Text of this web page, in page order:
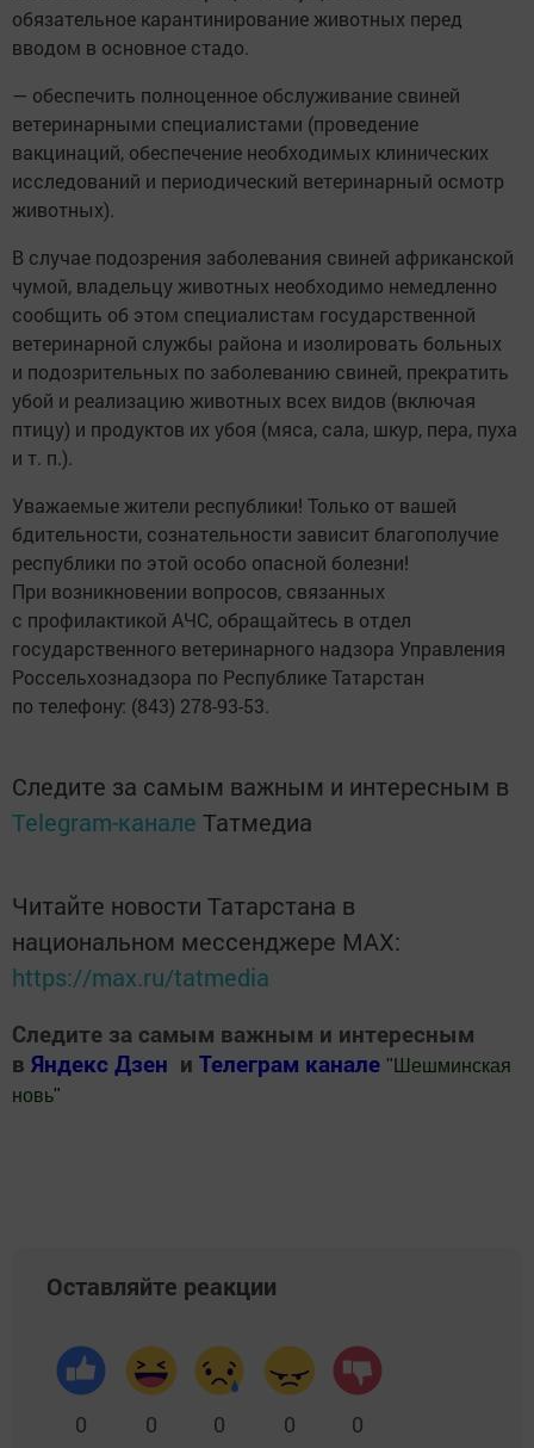
обязательное карантинирование животных перед
вводом в основное стадо.
— обеспечить полноценное обслуживание свиней
ветеринарными специалистами (проведение
вакцинаций, обеспечение необходимых клинических
исследований и периодический ветеринарный осмотр
животных).
В случае подозрения заболевания свиней африканской
чумой, владельцу животных необходимо немедленно
сообщить об этом специалистам государственной
ветеринарной службы района и изолировать больных
и подозрительных по заболеванию свиней, прекратить
убой и реализацию животных всех видов (включая
птицу) и продуктов их убоя (мяса, сала, шкур, пера, пуха
и т. п.).
Уважаемые жители республики! Только от вашей
бдительности, сознательности зависит благополучие
республики по этой особо опасной болезни!
При возникновении вопросов, связанных
с профилактикой АЧС, обращайтесь в отдел
государственного ветеринарного надзора Управления
Россельхознадзора по Республике Татарстан
по телефону: (843) 278-93-53.
Следите за самым важным и интересным в
Telegram-канале Татмедиа
Читайте новости Татарстана в
национальном мессенджере MАХ:
https://max.ru/tatmedia
Следите за самым важным и интересным
в Яндекс Дзен и Телеграм канале " Шешминская
новь"
Оставляйте реакции
0 0 0 0 0